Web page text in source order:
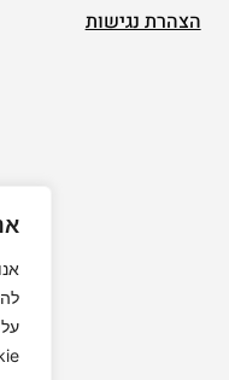
הצהרת נגישות